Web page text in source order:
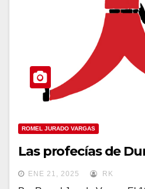
ROMEL JURADO VARGAS
Las profecías de
ENE 21, 2025 RK